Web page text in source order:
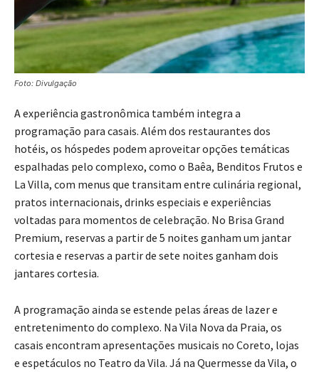
Foto: Divulgação
A experiência gastronômica também integra a
programação para casais. Além dos restaurantes dos
hotéis, os hóspedes podem aproveitar opções temáticas
espalhadas pelo complexo, como o Baêa, Benditos Frutos e
La Villa, com menus que transitam entre culinária regional,
pratos internacionais, drinks especiais e experiências
voltadas para momentos de celebração. No Brisa Grand
Premium, reservas a partir de 5 noites ganham um jantar
cortesia e reservas a partir de sete noites ganham dois
jantares cortesia.
A programação ainda se estende pelas áreas de lazer e
entretenimento do complexo. Na Vila Nova da Praia, os
casais encontram apresentações musicais no Coreto, lojas
e espetáculos no Teatro da Vila. Já na Quermesse da Vila, o